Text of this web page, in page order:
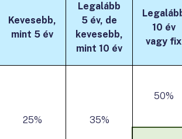
Kevesebb,
mint 5 év
Legalább
5 év, de
kevesebb,
mint 10 év
10 év
vagy fix
25%
35%
50%